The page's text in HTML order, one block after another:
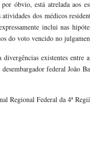
por óbvio, está atrelada aos
atividades dos médicos
inclui nas
do voto vencido no
existentes entre
desembargador federal João
Regional Federal da 4ª